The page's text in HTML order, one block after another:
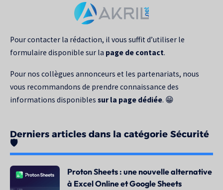
Pour contacter la rédaction, il vous suffit d’utiliser le
formulaire disponible sur la page de contact.
Pour nos collègues annonceurs et les partenariats, nous
vous recommandons de prendre connaissance des
informations disponibles sur la page dédiée. 😁
Derniers articles dans la catégorie Sécurité
🛡️
Proton Sheets : une nouvelle alternative
à Excel Online et Google Sheets